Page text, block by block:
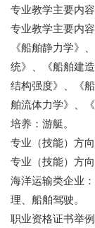
专业教学主要内容
专业教学主要内容
《船舶静力学》
统》、《船舶建
结构强度》、《
舶流体力学》、
培养：游艇。
专业（技能）方向
专业（技能）方向
海洋运输类企业
理、船舶驾驶。
职业资格证书举例